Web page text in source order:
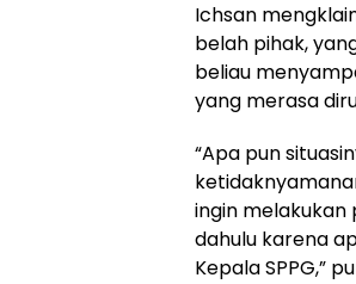
Ichsan
belah pihak,
beliau
yang merasa
“Apa pun
ingin melakukan
dahulu karena
Kepala SPPG,”